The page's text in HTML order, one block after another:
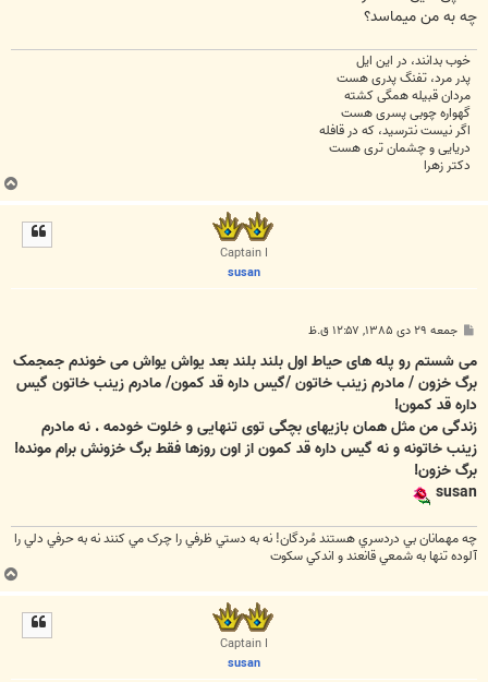
چه به من میماسد؟
خوب بدانند، در این ایل
پدر مرد، تفنگ پدری هست
مردان قبیله همگی کشته
گهواره چوبی پسری هست
اگر نیست نترسید، که در قافله
دریایی و چشمان تری هست
دکتر زهرا
ب
ا
Captain I
susan
پ
ت
جمعه ۲۹ دی ۱۳۸۵, ۱۲:۵۷ ق.ظ
می شستم رو پله های حیاط اول بلند بلند بعد یواش یواش می خوندم جمجمک
برگ خزون / مادرم زینب خاتون /گیس داره قد کمون/ مادرم زینب خاتون گیس
داره قد کمون!
زندگی من مثل همان بازیهای بچگی توی تنهایی و خلوت خودمه . نه مادرم
زینب خاتونه و نه گیس داره قد کمون از اون روزها فقط برگ خزونش برام مونده!
برگ خزون!
susan
چه مهمانان بي دردسري هستند مُردگان! نه به دستي ظرفي را چرک مي کنند نه به حرفي دلي را
آلوده تنها به شمعي قانعند و اندکي سکوت
ب
ا
Captain I
susan